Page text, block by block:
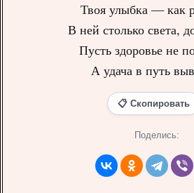
Твоя улыбка — как
В ней столько света,
Пусть здоровье не
А удача в путь
📋 Скопировать
Поделись: